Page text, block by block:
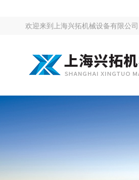
欢迎来到 上海兴拓机械设备有限公司